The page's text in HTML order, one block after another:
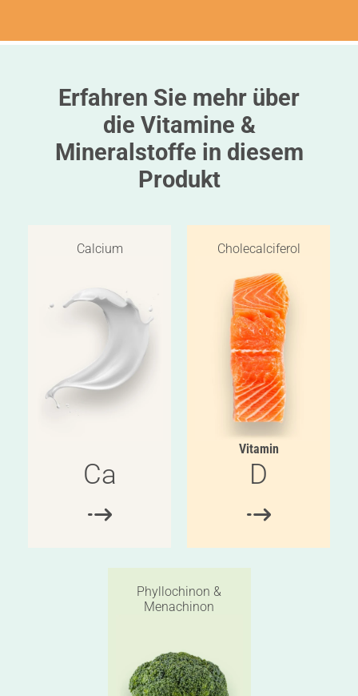
Erfahren Sie mehr über
die Vitamine &
Mineralstoffe in diesem
Produkt
Calcium
Ca
Cholecalciferol
Vitamin
D
Phyllochinon &
Menachinon